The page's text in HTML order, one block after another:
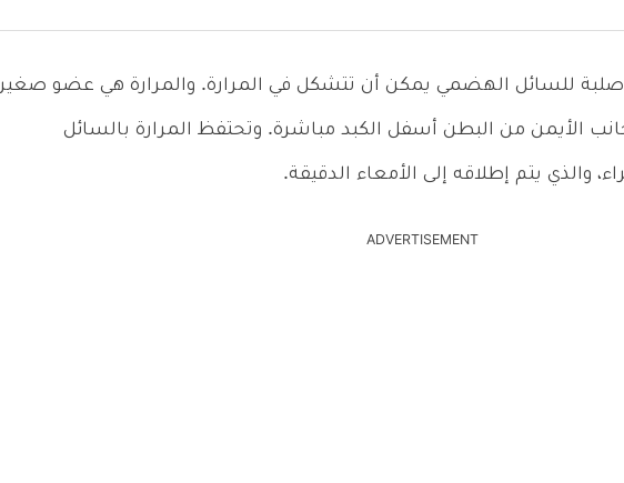
للسائل الهضمي يمكن أن تتشكل في المرارة. والمرارة هي عضو صغير
الأيمن من البطن أسفل الكبد مباشرة. وتحتفظ المرارة بالسائل
والذي يتم إطلاقه إلى الأمعاء الدقيقة.
ADVERTISEMENT